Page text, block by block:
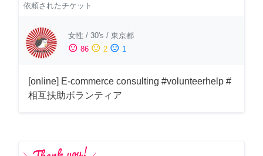
依頼されたチケット
女性 / 30's / 東京都
sentiment_satisfied 86 sentiment_neutral 2 sentiment_dissatisfied 1
[online] E-commerce consulting #volunteerhelp #
相互扶助ボランティア